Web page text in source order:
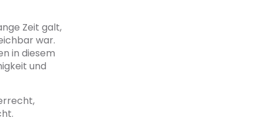
Zeit galt,
war.
in diesem
und